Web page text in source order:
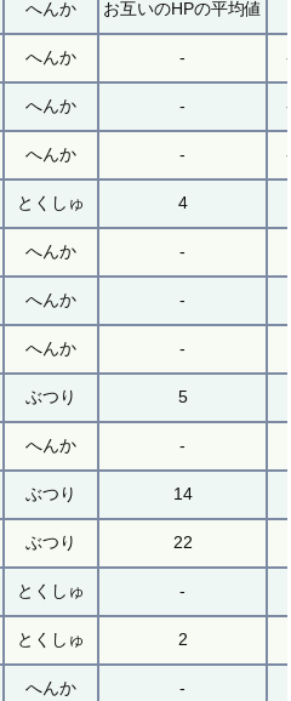
へんか お互いのHPの平均値
へんか - -
へんか - -
へんか - -
とくしゅ 4
へんか -
へんか -
へんか -
ぶつり 5
へんか -
ぶつり 14
ぶつり 22
とくしゅ -
とくしゅ 2
へんか -